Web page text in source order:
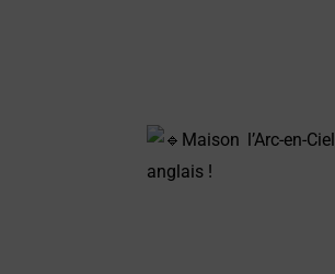
Maison l’Arc-en-Ciel
anglais !